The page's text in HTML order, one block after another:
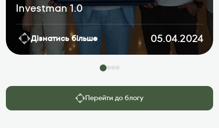
Investman 1.0
Дізнатись більше 05.04.2024
Перейти до блогу